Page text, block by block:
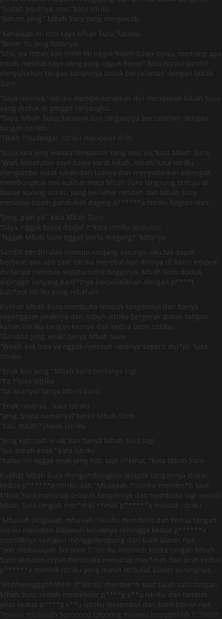
“Sudah pijatnya, mas,”kata istriku
“Belum, jeng,” Mbah Suro yang menjawab.
“Kenalkan ini istri saya Mbah Suro,”kataku.
“Bener to, jeng?katanya.
“Lho, iya mbah kan hotel ini nggak boleh bawa-bawa, memang apa
mbah melihat saya oang yang nggak bener” kata istriku sambil
menjulurkan tangan kanannya untuk bersalaman dengan Mbah
Suro.
“Saya istrinya,” istriku memperkenalkan diri mendekati Mbah Suro
yang duduk di pinggir ranjangku.
“Saya, Mbah Suro,”katanya dan tangannya bersalaman dengan
tangan istriku.
“Heeh ?”kudengar istriku mendesis lirih.
“Saya kira jeng wanita simpanan kang mas ini,”kata Mbah Suro.
“Wah, kebetulan saya bawa surat nikah, mbah,”kata istriku
mengambil surat nikah dari tasnya dan menyodorkan setengah
membungkuk dan kulihat mata Mbah Suro langsung tertuju di
blaser kuning istriku yang berleher rendah dan Mbah Suro
menatap tajam gundukan daging p******a istriku bagian atas.
“Jeng, pijet ya,” kata Mbah Suro
“Saya, nggak biasa dipijat ?.”kata istriku terputus
“Nggak Mbah Suro nggak perlu megang?.”katanya
Sambil berdiri dan menuju ranjang satunya, aku tak dapat
berbuat apa apa saat istriku merebahkan dirinya di kasur empuk
itu tanpa melepas sepatu tumit tingginya. Mbah Suro duduk
dipinggir ranjang pant*tnya bersebelahan dengan p****t
bah*nol istriku yang rebahan.
Kulihat Mbah Suro membuka telapak tangannya dan hanya
segenggam jaraknya dari tubuh istriku bergerak diatas tangan
kanan istriku, tangan kirinya dan kedua betis istriku.
“Gimana jeng, enak” tanya Mbah Suro
“Waah, kok bisa ya nggak nyentuh rasanya seperti dip*jit “kata
istriku
“Enak kan jeng,” Mbah Suro bertanya lagi
“Ya ?”kata istriku
“Ya apanya?”tanya Mbah Suro
“Enak rasanya..”kata istriku
“Jeng, Siapa namanya?”tanya Mbah Suro
“Yati, mbah?”jawab istriku
“Jeng Yati, tadi enak, kan?tanya Mbah Suro lagi
“Iya, mbah enak,” kata istriku
“Kalau ini nggak enak Jeng Yati, tapi n*kmat..”kata Mbah Suro
Kulihat Mbah Suro mengembangkan telapak tangannya diatas
kedua p******a istriku dan “Mbaaaah ?”istriku mendes*h saat
Mbah Suro menutup telapak tangannya dan membuka lagi seolah
Mbah Suro tengah mer*mas r*mas p******a montok istriku.
“Mbaaah jangaaan, mbaaah,” istriku mendesis dan kedua tangan
istriku menekan dibawah ketiaknya sehingga kedua p******a
montoknya semakin menggelembung dari balik blaser nya.
“ooh mbbaaaaah Suroooo ?.”istriku merintih ketika tangan Mbah
Suro semakin cepat membuka menutup mer*mas dari jauh kedua
p******a montok istriku yang masih terbalut blaser kuningnya.
“Hhhheeeggghhhhhh ??”istriku mendes*h saat salah satu tangan
Mbah Suro seolah memelintir p****g s**u istriku dan tampak
jelas kedua p****g s**u istriku tersembul dari balik blaser nya.
“maaas mbaaaah Surooooo tolooong maaass heeqqhhhh ?..”rintih